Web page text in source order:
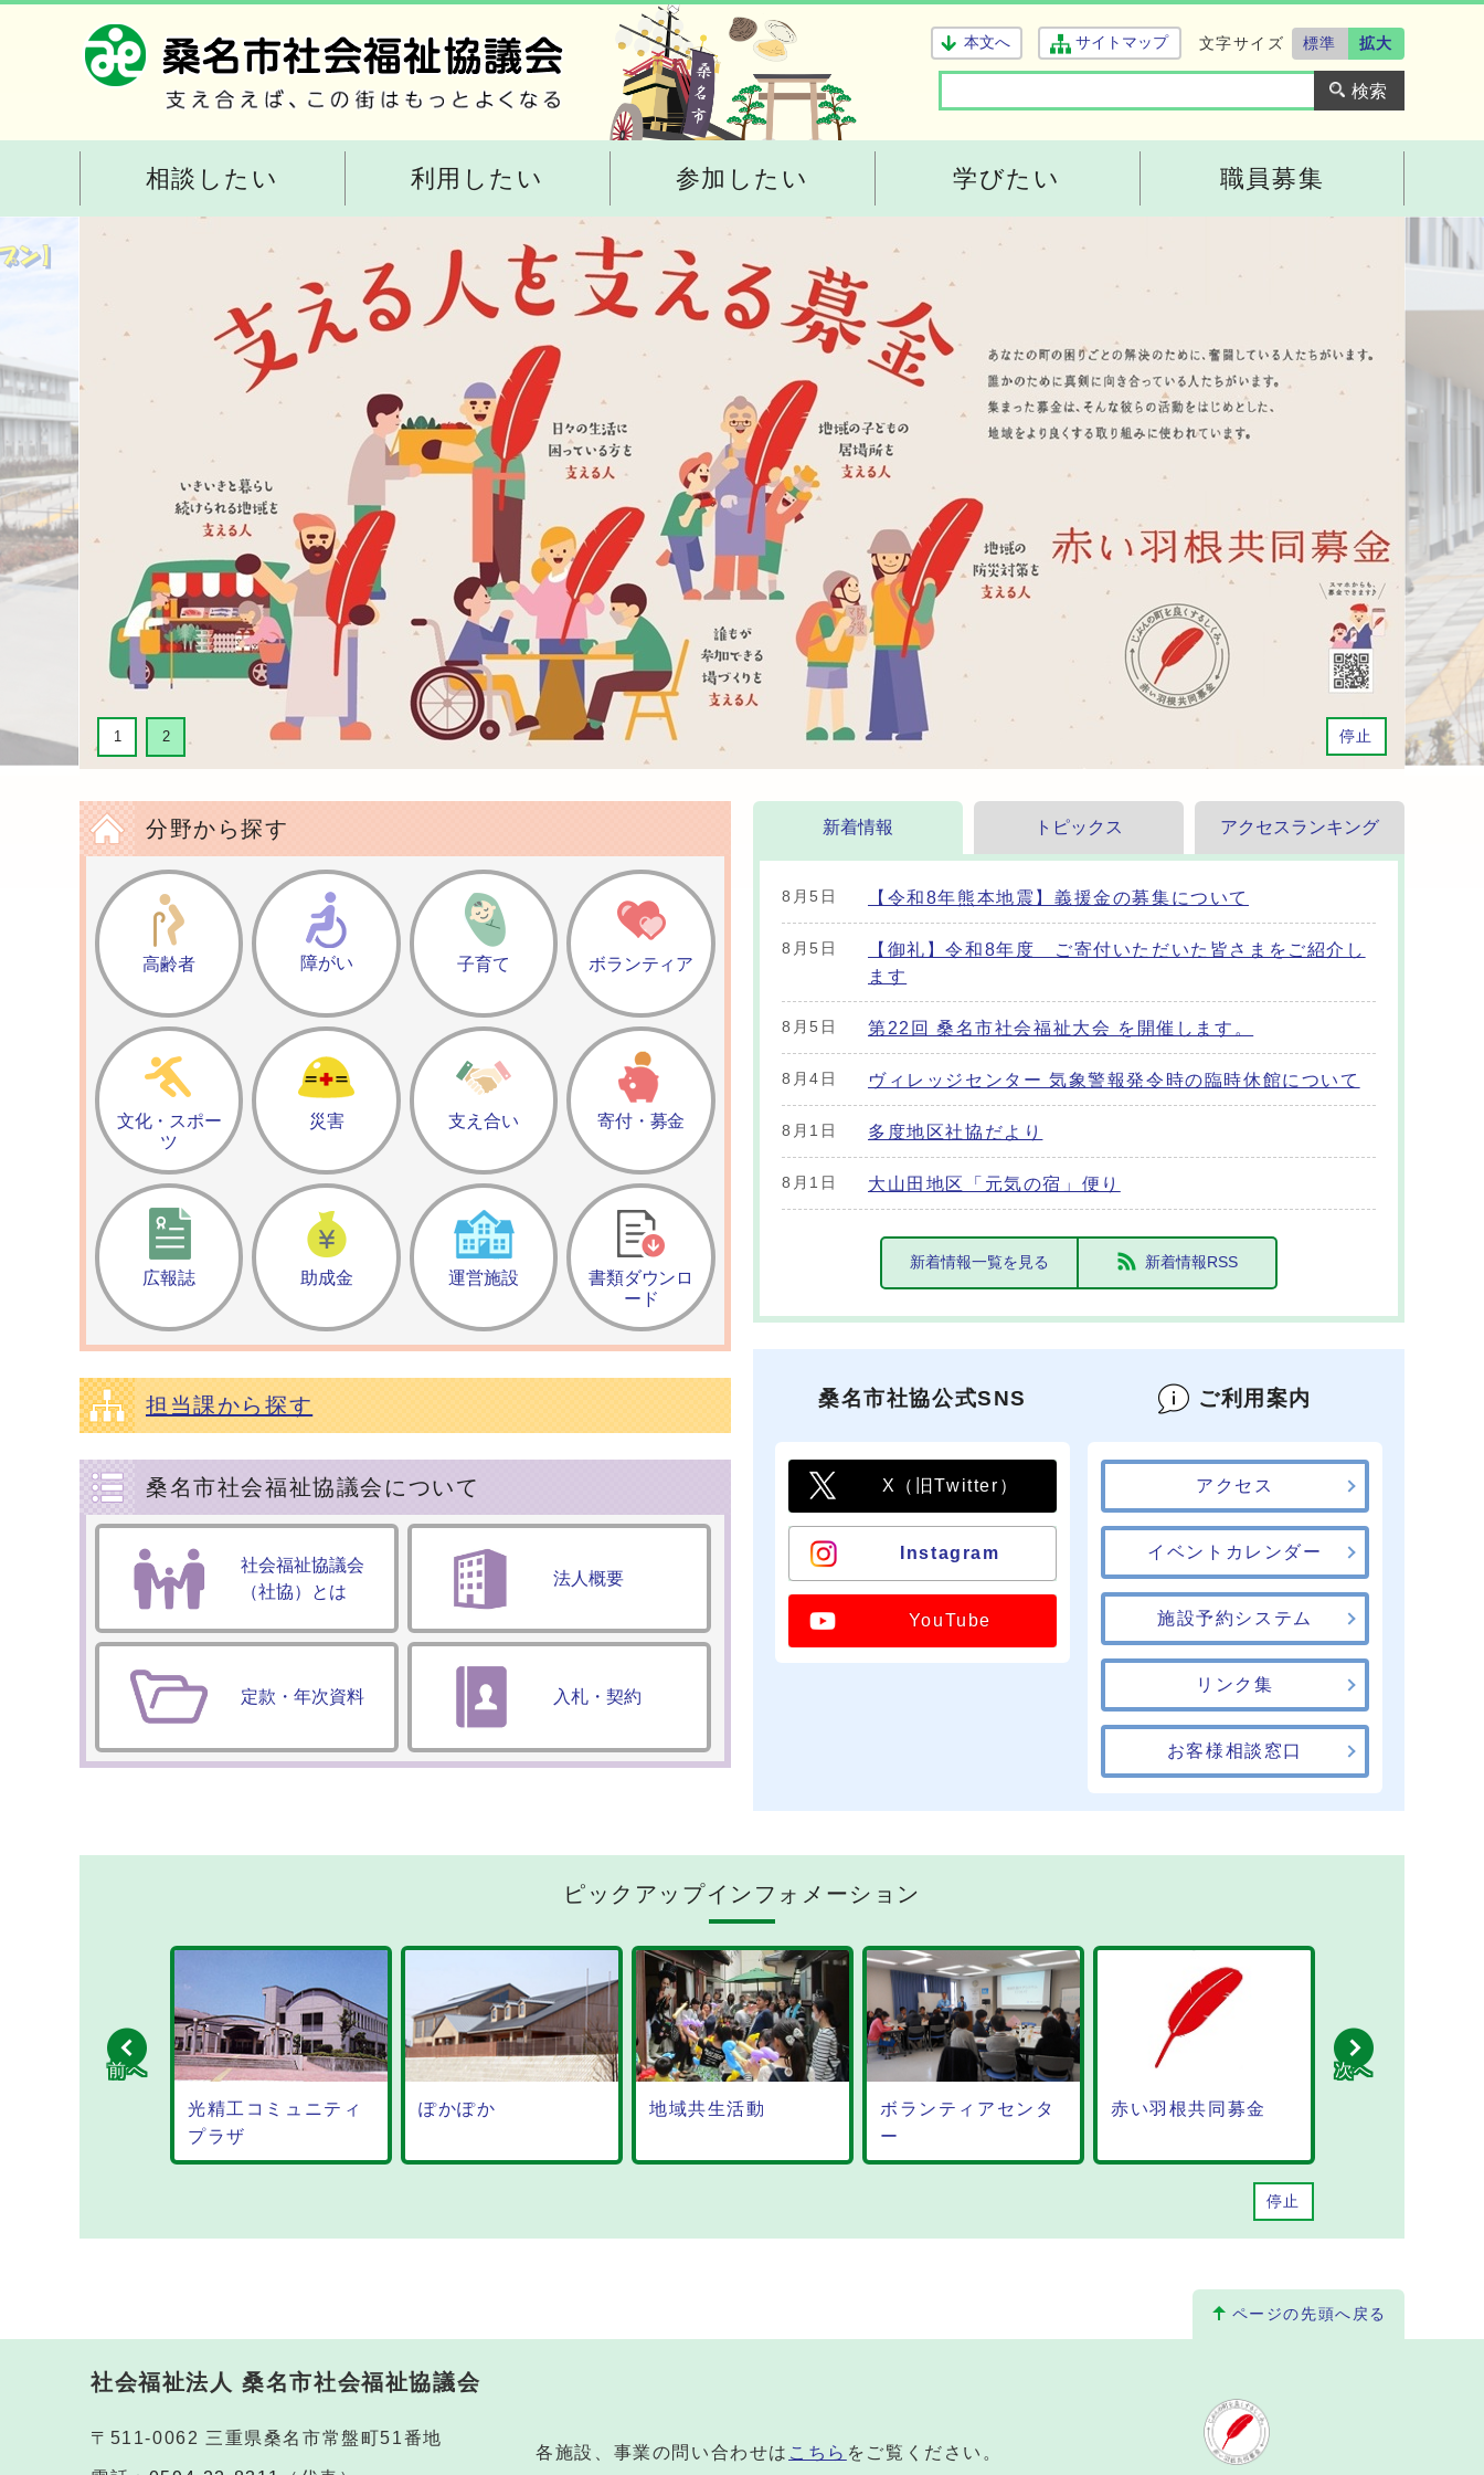
本文へ サイトマップ 文字サイズ 標準 拡大
相談したい 利用したい 参加したい 学びたい 職員募集
1
1 2
2 再生
停止
分野から探す
高齢者 障がい 子育て ボランティア
文化・スポー
ツ
災害 支え合い 寄付・募金
広報誌 助成金 運営施設
書類ダウンロ
ード
担当課から探す
桑名市社会福祉協議会について
社会福祉協議会
（社協）とは
法人概要
定款・年次資料 入札・契約
新着情報 トピックス アクセスランキング
8月5日 【令和8年熊本地震】義援金の募集について
8月5日
【御礼】令和8年度 ご寄付いただいた皆さまをご紹介し
ます
8月5日 第22回 桑名市社会福祉大会 を開催します。
8月4日 ヴィレッジセンター 気象警報発令時の臨時休館について
8月1日 多度地区社協だより
8月1日 大山田地区「元気の宿」便り
新着情報一覧を見る 新着情報RSS
桑名市社協公式SNS
X（旧Twitter）
Instagram
YouTube
ご利用案内
アクセス
イベントカレンダー
施設予約システム
リンク集
お客様相談窓口
ピックアップインフォメーション
光精工コミュニティ
ぽかぽか
ボランティアセンタ
赤い羽根共同募金 らいむの丘
前へ 次へ
再生
停止
ページの先頭へ戻る
社会福祉法人 桑名市社会福祉協議会
〒511-0062 三重県桑名市常盤町51番地
各施設、事業の問い合わせは こちら をご覧ください。